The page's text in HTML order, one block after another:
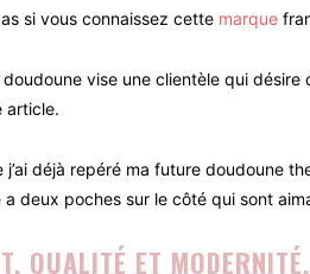
si vous connaissez cette marque
vise une clientèle qui
article.
j’ai déjà repéré ma future doudoune
a deux poches sur le côté qui sont
QUALITÉ ET